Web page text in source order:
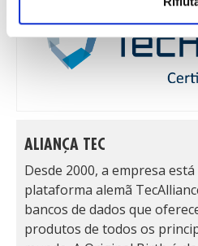
ALIANÇA TEC
Desde 2000, a empresa
plataforma alemã
bancos de dados que
produtos de todos os